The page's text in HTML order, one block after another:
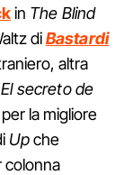
in The Blind
diBastardi
altra
El secreto de
la migliore
Upche
colonna